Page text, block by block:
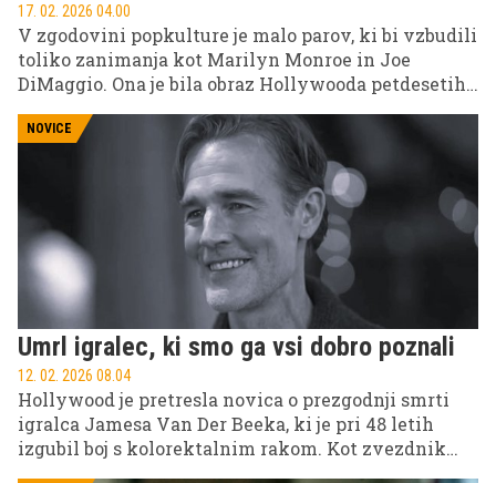
17. 02. 2026 04.00
V zgodovini popkulture je malo parov, ki bi vzbudili
toliko zanimanja kot Marilyn Monroe in Joe
DiMaggio. Ona je bila obraz Hollywooda petdesetih
eden največjih bejzbolskih igralcev vseh časov,
nacionalni junak Amerike.
NOVICE
Umrl igralec, ki smo ga vsi dobro poznali
12. 02. 2026 08.04
Hollywood je pretresla novica o prezgodnji smrti
igralca Jamesa Van Der Beeka, ki je pri 48 letih
izgubil boj s kolorektalnim rakom. Kot zvezdnik